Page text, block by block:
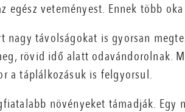
egész veteményest. Ennek több
nagy távolságokat is gyorsan
rövid idő alatt odavándorolnak.
a táplálkozásuk is felgyorsul.
növényeket támadják. Egy